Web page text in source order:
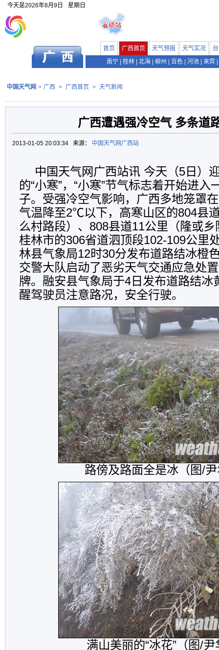
今天是2026年8月9日 星期日
首页 广西首页 天气预报 天气实况
南宁
桂林 北海 柳州 百色 河池 来宾
中国天气网 > 广西 > 广西首页 > 天气新闻
广西遭遇强冷空气 多条道
2013-01-05 20:03:34 来源： 中国天气网广西站
中国天气网广西站讯 今天（5日）
的“小寒”，“小寒”节气标志着开始进入
子。受强冷空气影响，广西多地笼罩
气温降至2℃以下，高寒山区的804县
么村路段）、808县道11公里（隆或
桂林市的306省道泗顶段102-109公里
林县气象局12时30分发布道路结冰橙
交警大队启动了恶劣天气交通应急处
牌。融安县气象局于4日发布道路结冰
醒驾驶员注意路况，安全行驶。
路傍及路面全是冰（图/
满山美丽的“冰花”（图/